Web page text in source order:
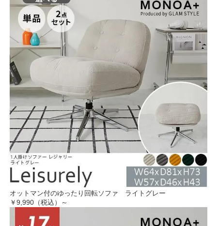
オットマン付のゆったり回転ソファ ライトグレー
￥9,990（税込）～